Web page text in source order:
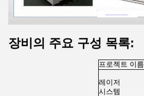
장비의 주요 구성 목록:
프로젝트 이름
레이저
시스템